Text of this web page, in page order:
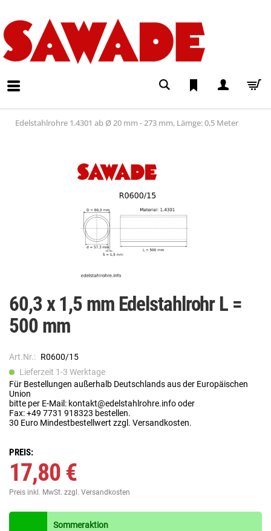
Edelstahlrohre 1.4301 ab Ø 20 mm - 273 mm, Lämge: 0,5 Meter
60,3 x 1,5 mm Edelstahlrohr L =
500 mm
Art.Nr.: R0600/15
Lieferzeit 1-3 Werktage
Für Bestellungen außerhalb Deutschlands aus der Europäischen
Union
bitte per E-Mail: kontakt@edelstahlrohre.info oder
Fax: +49 7731 918323 bestellen.
30 Euro Mindestbestellwert zzgl. Versandkosten.
PREIS:
17,80 €
Preis inkl. MwSt. zzgl. Versandkosten
Sommeraktion